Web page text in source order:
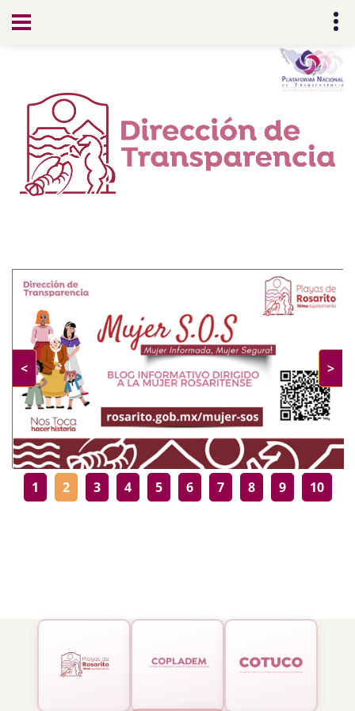
Transparencia
< >
1 2 3 4 5 6 7 8 9 10